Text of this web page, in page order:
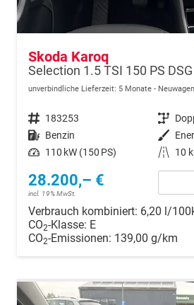
Skoda Karoq
unverbindliche Lieferzeit: 5 Monate Neuwagen
Fahrzeugnr. 183253 Getriebe
Kraftstoff Benzin Außenfarbe
Leistung 110 kW (150 PS) Kilometerstand 10
28.200,– €
incl. 19% MwSt.
Verbrauch kombiniert: 6,20 l/
CO2-Klasse: E
CO2-Emissionen: 139,00 g/km